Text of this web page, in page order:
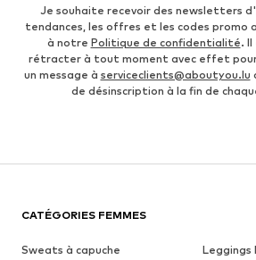
Je souhaite recevoir des newsletters
tendances, les offres et les codes promo
à notre Politique de confidentialité.
rétracter à tout moment avec effet
un message à serviceclients@aboutyou.lu
de désinscription à la fin de
CATÉGORIES FEMMES
Sweats à capuche
Leggings